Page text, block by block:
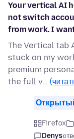
Your vertical AI
not switch
from work. I
The Vertical tab
stuck on my
premium
the full v…
Firefox
Denys